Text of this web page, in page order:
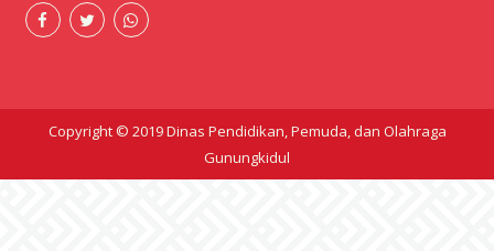
Copyright © 2019 Dinas Pendidikan, Pemuda, dan Olahraga
Gunungkidul